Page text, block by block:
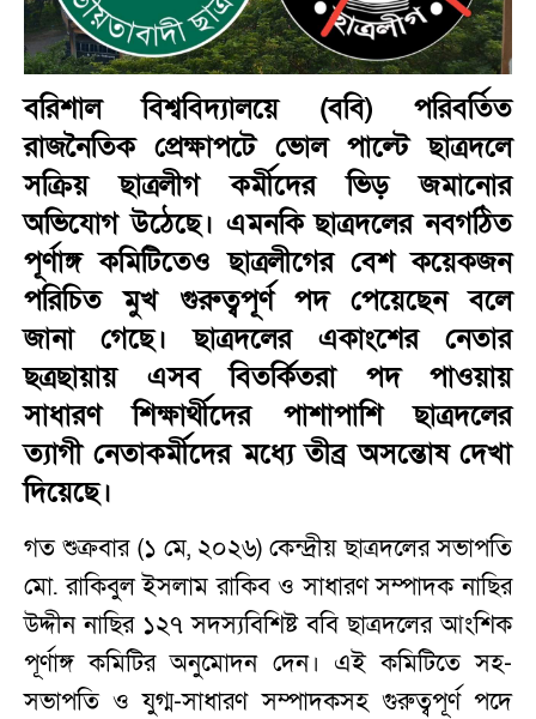
বরিশাল বিশ্ববিদ্যালয়ে (ববি) পরিবর্তিত
রাজনৈতিক প্রেক্ষাপটে ভোল পাল্টে ছাত্রদলে
সক্রিয় ছাত্রলীগ কর্মীদের ভিড় জমানোর
অভিযোগ উঠেছে। এমনকি ছাত্রদলের নবগঠিত
পূর্ণাঙ্গ কমিটিতেও ছাত্রলীগের বেশ কয়েকজন
পরিচিত মুখ গুরুত্বপূর্ণ পদ পেয়েছেন বলে
জানা গেছে। ছাত্রদলের একাংশের নেতার
ছত্রছায়ায় এসব বিতর্কিতরা পদ পাওয়ায়
সাধারণ শিক্ষার্থীদের পাশাপাশি ছাত্রদলের
ত্যাগী নেতাকর্মীদের মধ্যে তীব্র অসন্তোষ দেখা
দিয়েছে।
গত শুক্রবার (১ মে, ২০২৬) কেন্দ্রীয় ছাত্রদলের সভাপতি
মো. রাকিবুল ইসলাম রাকিব ও সাধারণ সম্পাদক নাছির
উদ্দীন নাছির ১২৭ সদস্যবিশিষ্ট ববি ছাত্রদলের আংশিক
পূর্ণাঙ্গ কমিটির অনুমোদন দেন। এই কমিটিতে সহ-
সভাপতি ও যুগ্ম-সাধারণ সম্পাদকসহ গুরুত্বপূর্ণ পদে